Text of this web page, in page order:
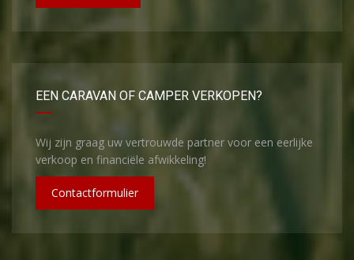
EEN CARAVAN OF CAMPER VERKOPEN?
Wij zijn graag uw vertrouwde partner voor een eerlijke
verkoop en financiële afwikkeling!
Contactformulier